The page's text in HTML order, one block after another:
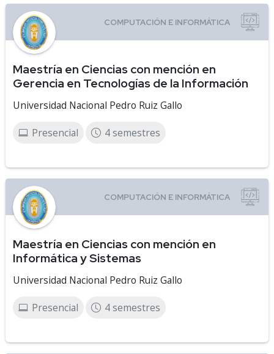
Maestría en Ciencias con mención en
Gerencia en Tecnologías de la Información
Universidad Nacional Pedro Ruiz Gallo
Presencial 4 semestres
Maestría en Ciencias con mención en
Informática y Sistemas
Universidad Nacional Pedro Ruiz Gallo
Presencial 4 semestres